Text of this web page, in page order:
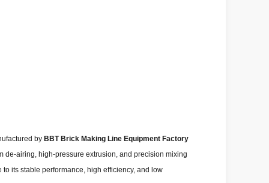
by BBT Brick Making Line Equipment Factory
de-airing, high-pressure extrusion, and precision mixing
its stable performance, high efficiency, and low